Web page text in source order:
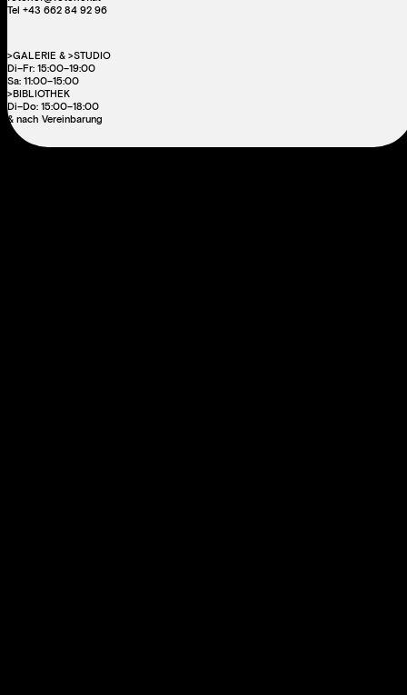
Tel +43 662 84 92 96
>GALERIE & >STUDIO
Di–Fr: 15:00–19:00
Sa: 11:00–15:00
>BIBLIOTHEK
Di–Do: 15:00–18:00
& nach Vereinbarung